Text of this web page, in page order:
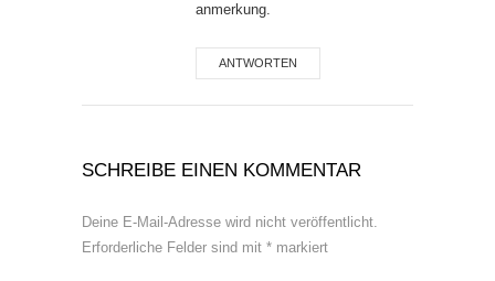
anmerkung.
ANTWORTEN
SCHREIBE EINEN KOMMENTAR
Deine E-Mail-Adresse wird nicht veröffentlicht.
Erforderliche Felder sind mit * markiert